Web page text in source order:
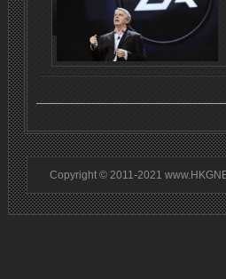
Copyright © 2011-2021